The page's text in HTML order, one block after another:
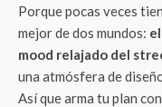
Porque pocas veces
mejor de dos mundos:
mood relajado del
una atmósfera de
Así que arma tu plan